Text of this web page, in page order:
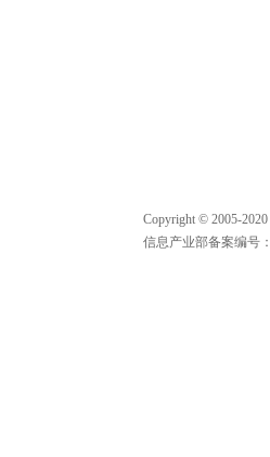
Copyright © 2005-2020
信息产业部备案编号：